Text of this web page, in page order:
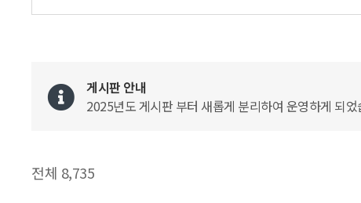
게시판 안내
2025년도 게시판 부터 새롭게 분리하여 운영하게 되
전체 8,735